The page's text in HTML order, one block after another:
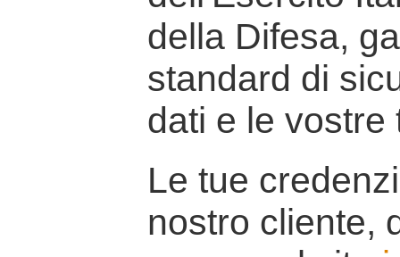
della Difesa,
standard di
dati e le vostre
Le tue
nostro cliente,